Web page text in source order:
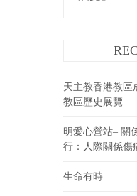
天主教香港教區
教區歷史展覽
明愛心營站– 關
行：人際關係傷
生命有時